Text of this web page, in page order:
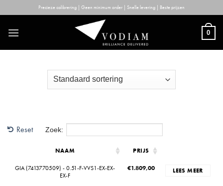
to
content
Precieze calibrering | Geen minimum order | Snelle levering | Beste prijzen
0
Reset Zoek:
NAAM PRIJS
GIA (7413770509) - 0.51-F-VVS1-EX-EX-
EX-F
€1.809,00 LEES MEER